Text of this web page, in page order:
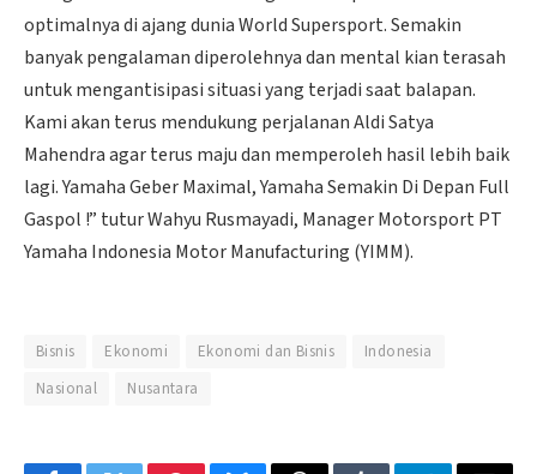
optimalnya di ajang dunia World Supersport. Semakin
banyak pengalaman diperolehnya dan mental kian terasah
untuk mengantisipasi situasi yang terjadi saat balapan.
Kami akan terus mendukung perjalanan Aldi Satya
Mahendra agar terus maju dan memperoleh hasil lebih baik
lagi. Yamaha Geber Maximal, Yamaha Semakin Di Depan Full
Gaspol !” tutur Wahyu Rusmayadi, Manager Motorsport PT
Yamaha Indonesia Motor Manufacturing (YIMM).
Bisnis Ekonomi Ekonomi dan Bisnis
Indonesia
Nasional
Nusantara